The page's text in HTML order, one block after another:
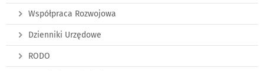
Współpraca Rozwojowa
Dzienniki Urzędowe
RODO